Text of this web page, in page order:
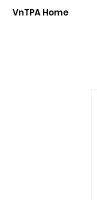
VnTPA Home